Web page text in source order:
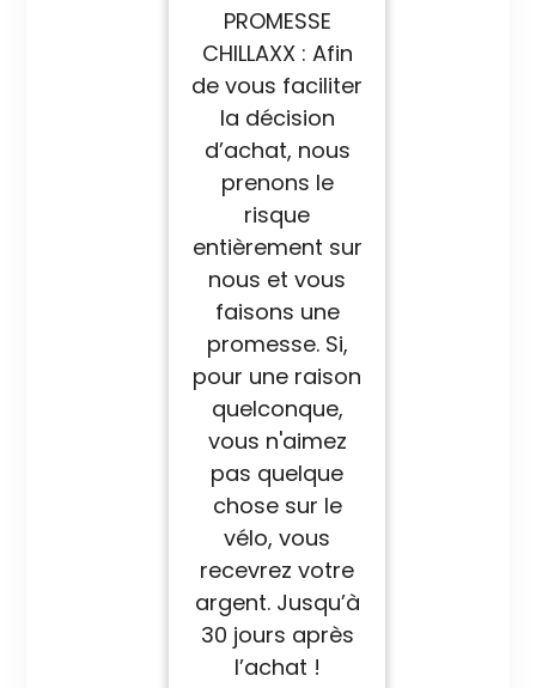
PROMESSE
CHILLAXX : Afin
de vous faciliter
la décision
d’achat, nous
prenons le
risque
entièrement sur
nous et vous
faisons une
promesse. Si,
pour une raison
quelconque,
vous n'aimez
pas quelque
chose sur le
vélo, vous
recevrez votre
argent. Jusqu’à
30 jours après
l’achat !